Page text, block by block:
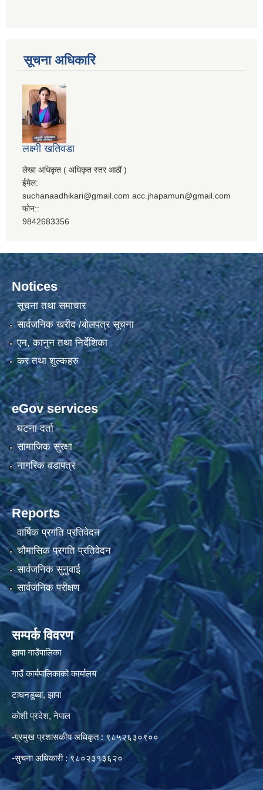
सूचना अधिकारि
लक्ष्मी खतिवडा
लेखा अधिकृत ( अधिकृत स्तर आठौं )
ईमेल:
suchanaadhikari@gmail.com acc.jhapamun@gmail.com
फोन::
9842683356
Notices
सूचना तथा समाचार
सार्वजनिक खरीद /बोलपत्र सूचना
एन, कानुन तथा निर्देशिका
कर तथा शुल्कहरु
eGov services
घटना दर्ता
सामाजिक सुरक्षा
नागरिक वडापत्र
Reports
वार्षिक प्रगति प्रतिवेदन
चौमासिक प्रगति प्रतिवेदन
सार्वजनिक सुनुवाई
सार्वजनिक परीक्षण
सम्पर्क विवरण
झापा गाउँपालिका
गाउँ कार्यपालिकाको कार्यालय
टाघनडुब्बा, झापा
कोशी प्रदेश, नेपाल
-प्रमुख प्रशासकीय अधिकृत : ९८५२६३०९००
-सुचना अधिकारी : ९८०२३१३६२०